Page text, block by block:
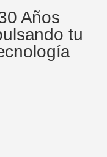
Años
tu